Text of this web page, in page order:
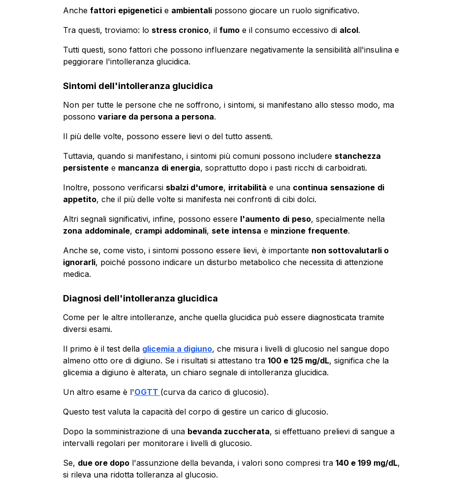
Anche fattori epigeneticie ambientalipossono giocare un ruolo significativo.
Tra questi, troviamo: lo stress cronico, il fumoe il consumo eccessivo di alcol.
Tutti questi, sono fattori che possono influenzare negativamente la sensibilità all'insulina e
peggiorare l'intolleranza glucidica.
Sintomi dell'intolleranza glucidica
Non per tutte le persone che ne soffrono, i sintomi, si manifestano allo stesso modo, ma
possono variare da persona a persona.
Il più delle volte, possono essere lievi o del tutto assenti.
Tuttavia, quando si manifestano, i sintomi più comuni possono includere stanchezza
persistentee mancanza di energia, soprattutto dopo i pasti ricchi di carboidrati.
Inoltre, possono verificarsi sbalzi d'umore, irritabilità e una continua sensazione di
appetito, che il più delle volte si manifesta nei confronti di cibi dolci.
Altri segnali significativi, infine, possono essere l'aumento di peso, specialmente nella
zona addominale, crampi addominali, sete intensa e minzione frequente.
Anche se, come visto, i sintomi possono essere lievi, è importante non sottovalutarli o
ignorarli, poiché possono indicare un disturbo metabolico che necessita di attenzione
medica.
Diagnosi dell'intolleranza glucidica
Come per le altre intolleranze, anche quella glucidica può essere diagnosticata tramite
diversi esami.
Il primo è il test della glicemia a digiuno, che misura i livelli di glucosio nel sangue dopo
almeno otto ore di digiuno. Se i risultati si attestano tra 100 e 125 mg/dL, significa che la
glicemia a digiuno è alterata, un chiaro segnale di intolleranza glucidica.
Un altro esame è l'OGTT (curva da carico di glucosio).
Questo test valuta la capacità del corpo di gestire un carico di glucosio.
Dopo la somministrazione di una bevanda zuccherata, si effettuano prelievi di sangue a
intervalli regolari per monitorare i livelli di glucosio.
Se, due ore dopol'assunzione della bevanda, i valori sono compresi tra 140 e 199 mg/dL,
si rileva una ridotta tolleranza al glucosio.